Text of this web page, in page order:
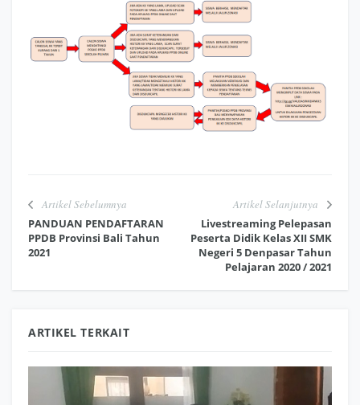
Artikel Sebelumnya
PANDUAN PENDAFTARAN
PPDB Provinsi Bali Tahun
2021
Artikel Selanjutnya
Livestreaming Pelepasan
Peserta Didik Kelas XII SMK
Negeri 5 Denpasar Tahun
Pelajaran 2020 / 2021
ARTIKEL TERKAIT